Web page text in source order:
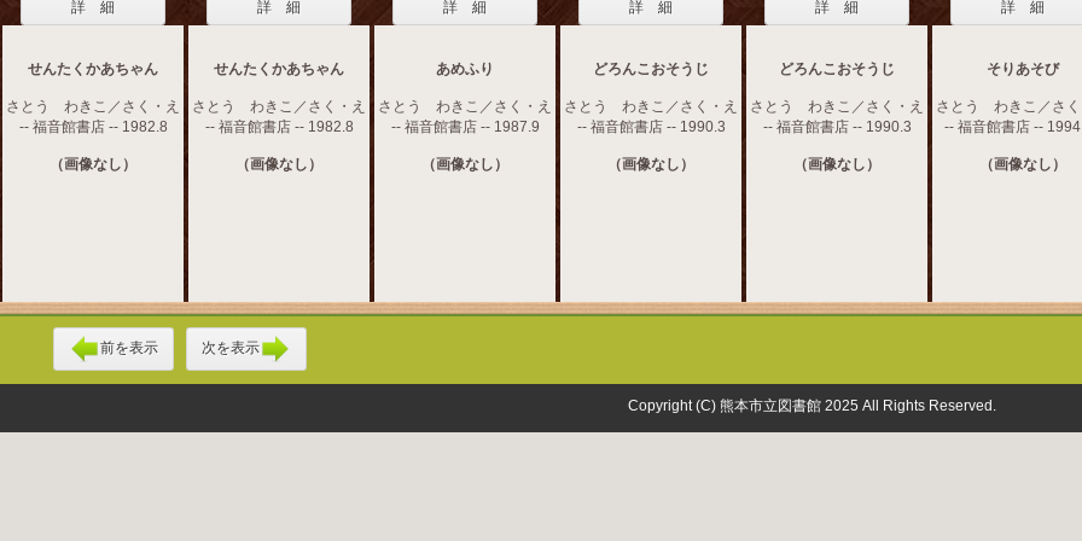
詳 細
せんたくかあちゃん
さとう わきこ／さく・え
-- 福音館書店 -- 1982.8
（画像なし）
詳 細
せんたくかあちゃん
さとう わきこ／さく・え
-- 福音館書店 -- 1982.8
（画像なし）
詳 細
あめふり
さとう わきこ／さく・え
-- 福音館書店 -- 1987.9
（画像なし）
詳 細
どろんこおそうじ
さとう わきこ／さく・え
-- 福音館書店 -- 1990.3
（画像なし）
詳 細
どろんこおそうじ
さとう わきこ／さく・え
-- 福音館書店 -- 1990.3
（画像なし）
詳 細
そりあそび
さとう わきこ／さ
-- 福音館書店 --
（画像なし）
前を表示 次を表示
Copyright (C) 熊本市立図書館 2025 All Rights Reserved.